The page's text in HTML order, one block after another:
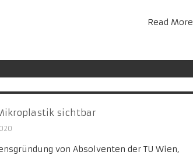
Read More
sichtbar
von Absolventen der TU Wien,